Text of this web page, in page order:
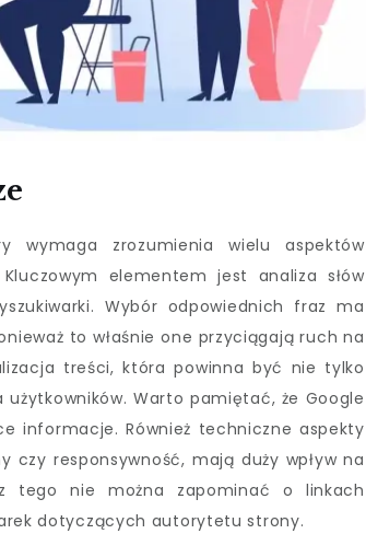
wymaga zrozumienia wielu aspektów
elementem jest analiza słów
Wybór odpowiednich fraz ma
to właśnie one przyciągają ruch na
treści, która powinna być nie tylko
Warto pamiętać, że Google
informacje. Również techniczne aspekty
czy responsywność, mają duży wpływ na
tego nie można zapominać o linkach
dotyczących autorytetu strony.